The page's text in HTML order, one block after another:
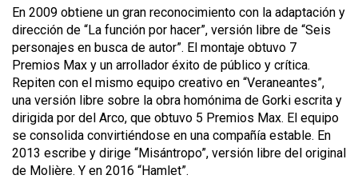
En 2009 obtiene un gran reconocimiento con la adaptación y
dirección de “La función por hacer”, versión libre de “Seis
personajes en busca de autor”. El montaje obtuvo 7
Premios Max y un arrollador éxito de público y crítica.
Repiten con el mismo equipo creativo en “Veraneantes”,
una versión libre sobre la obra homónima de Gorki escrita y
dirigida por del Arco, que obtuvo 5 Premios Max. El equipo
se consolida convirtiéndose en una compañía estable. En
2013 escribe y dirige “Misántropo”, versión libre del original
de Molière. Y en 2016 “Hamlet”.